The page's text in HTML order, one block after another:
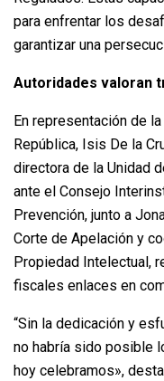
para enfrentar los
garantizar una
Autoridades valoran
En representación de
República, Isis De la
directora de la Unidad
ante el Consejo
Prevención, junto a
Corte de Apelación y
Propiedad Intelectual,
fiscales enlaces en
“Sin la dedicación y
no habría sido posible
hoy celebramos»,